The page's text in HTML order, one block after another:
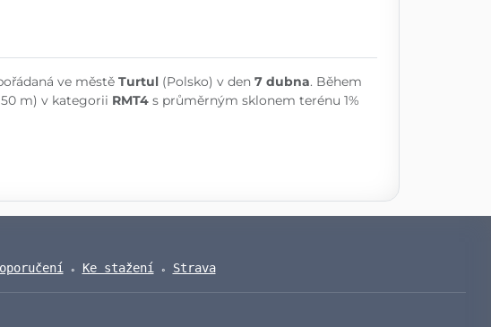
ve městě Turtul(Polsko) v den 7 dubna. Během
m) v kategorii RMT4s průměrným sklonem terénu 1%
Ke stažení Strava